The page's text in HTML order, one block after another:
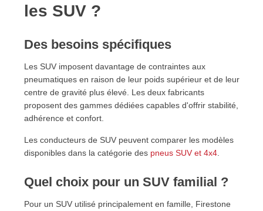
les SUV ?
Des besoins spécifiques
Les SUV imposent davantage de contraintes aux
pneumatiques en raison de leur poids supérieur et de leur
centre de gravité plus élevé. Les deux fabricants
proposent des gammes dédiées capables d'offrir stabilité,
adhérence et confort.
Les conducteurs de SUV peuvent comparer les modèles
disponibles dans la catégorie des pneus SUV et 4x4.
Quel choix pour un SUV familial ?
Pour un SUV utilisé principalement en famille, Firestone